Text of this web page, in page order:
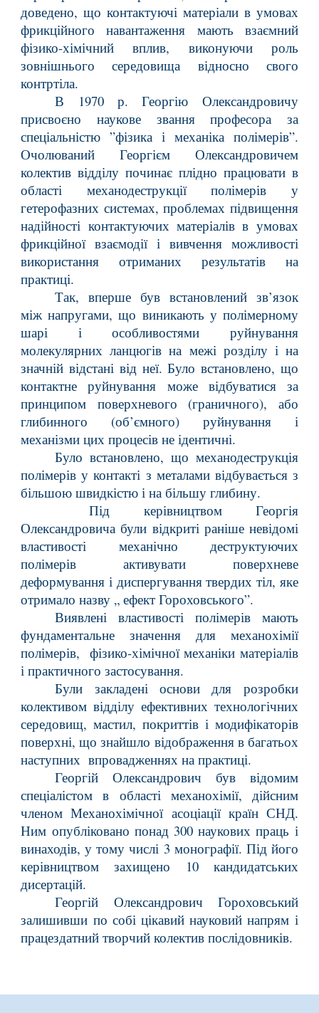
доведено, що контактуючі матеріали в умовах
фрикційного навантаження мають взаємний
фізико-хімічний вплив, виконуючи роль
зовнішнього середовища відносно свого
контртіла.
В 1970 р. Георгію Олександровичу
присвоєно наукове звання професора за
спеціальністю ”фізика і механіка полімерів”.
Очолюваний Георгієм Олександровичем
колектив відділу починає плідно працювати в
області механодеструкції полімерів у
гетерофазних системах, проблемах підвищення
надійності контактуючих матеріалів в умовах
фрикційної взаємодії і вивчення можливості
використання отриманих результатів на
практиці.
Так, вперше був встановлений зв’язок
між напругами, що виникають у полімерному
шарі і особливостями руйнування
молекулярних ланцюгів на межі розділу і на
значній відстані від неї. Було встановлено, що
контактне руйнування може відбуватися за
принципом поверхневого (граничного), або
глибинного (об’ємного) руйнування і
механізми цих процесів не ідентичні.
Було встановлено, що механодеструкція
полімерів у контакті з металами відбувається з
більшою швидкістю і на більшу глибину.
Під керівництвом Георгія
Олександровича були відкриті раніше невідомі
властивості механічно деструктуючих
полімерів активувати поверхневе
деформування і диспергування твердих тіл, яке
отримало назву „ ефект Гороховського”.
Виявлені властивості полімерів мають
фундаментальне значення для механохімії
полімерів, фізико-хімічної механіки матеріалів
і практичного застосування.
Були закладені основи для розробки
колективом відділу ефективних технологічних
середовищ, мастил, покриттів і модифікаторів
поверхні, що знайшло відображення в багатьох
наступних впровадженнях на практиці.
Георгій Олександрович був відомим
спеціалістом в області механохімії, дійсним
членом Механохімічної асоціації країн СНД.
Ним опубліковано понад 300 наукових праць і
винаходів, у тому числі 3 монографії. Під його
керівництвом захищено 10 кандидатських
дисертацій.
Георгій Олександрович Гороховський
залишивши по собі цікавий науковий напрям і
працездатний творчий колектив послідовників.